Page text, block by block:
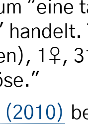
"eine
1♀,
(2010)